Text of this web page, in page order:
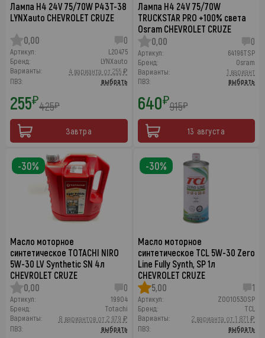
Лампа H4 24V 75/70W P43T-38
LYNXauto CHEVROLET CRUZE
0,00
0
Артикул:
L20475
Бренд:
LYNXauto
Варианты:
4 варианта от 255 ₽
ПВЗ:
выбрать
255₽425₽
Завтра
Лампа H4 24V 75/70W
TRUCKSTAR PRO +100% света
Osram CHEVROLET CRUZE
0,00
0
Артикул:
64196TSP
Бренд:
Osram
Варианты:
1 вариант
ПВЗ:
выбрать
640₽915₽
13 августа
Масло моторное
синтетическое TOTACHI NIRO
5W-30 LV Synthetic SN 4л
CHEVROLET CRUZE
0,00
0
Артикул:
19904
Бренд:
Totachi
Варианты:
8 вариантов от 2 979 ₽
ПВЗ:
выбрать
-30%
Масло моторное
синтетическое TCL 5W-30 Zero
Line Fully Synth, SP 1л
CHEVROLET CRUZE
5,00
1
Артикул:
Z0010530SP
Бренд:
TCL
Варианты:
2 варианта от 1 871 ₽
ПВЗ:
выбрать
-30%